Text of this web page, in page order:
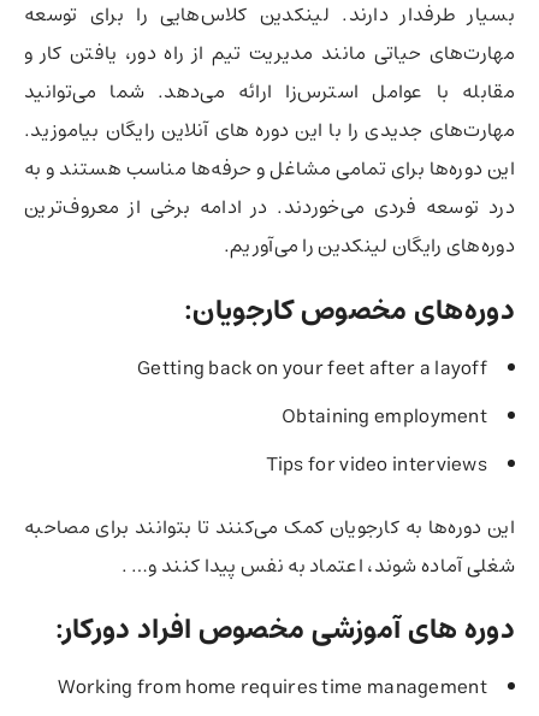
بسیار طرفدار دارند. لینکدین کلاس‌هایی را برای توسعه
مهارت‌های حیاتی مانند مدیریت تیم از راه دور، یافتن کار و
مقابله با عوامل استرس‌زا ارائه می‌دهد. شما می‌توانید
مهارت‌های جدیدی را با این دوره های آنلاین رایگان بیاموزید.
این دوره‌ها برای تمامی مشاغل و حرفه‌ها مناسب هستند و به
درد توسعه فردی می‌خوردند. در ادامه برخی از معروف‌ترین
دوره‌های رایگان لینکدین را می‌آوریم.
دوره‌های مخصوص کارجویان:
Getting back on your feet after a layoff
Obtaining employment
Tips for video interviews
این دوره‌ها به کارجویان کمک می‌کنند تا بتوانند برای مصاحبه
شغلی آماده شوند، اعتماد به نفس پیدا کنند و… .
دوره های آموزشی مخصوص افراد دورکار:
Working from home requires time management